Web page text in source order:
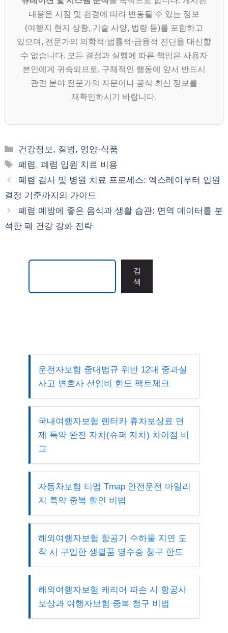
내용은 시점 및 환경에 따라 변동될 수 있는 정보
(여행지 현지 상황, 기술 사양, 법령 등)를 포함하고
있으며, 전문가의 의학적·법률적·금융적 진단을 대신할
수 없습니다. 모든 결정과 실행에 따른 책임은 사용자
본인에게 귀속되므로, 구체적인 행동에 앞서 반드시
관련 분야 전문가의 자문이나 공식 최신 정보를
재확인하시기 바랍니다.
카
테
리
건강정보, 질병, 영양·식품
태
그
폐렴,폐렴 입원 치료 비용
폐렴 검사 및 병원 치료 프로세스: 엑스레이부터 입원
결정 기준까지의 가이드
폐렴 예방에 좋은 음식과 생활 습관: 면역 데이터를 분
석한 폐 건강 강화 전략
검
색
운전자보험 중대법규 위반 12대 중과실
사고 변호사 선임비 한도 팩트체크
국내여행자보험 렌터카 휴차보상료 면
제 특약 완전 자차(슈퍼 자차) 차이점 비
교
자동차보험 티맵 Tmap 안전운전 마일리
지 특약 중복 할인 비법
해외여행자보험 항공기 수하물 지연 도
착 시 구입한 생필품 영수증 청구 한도
해외여행자보험 캐리어 파손 시 항공사
보상과 여행자보험 중복 청구 비법